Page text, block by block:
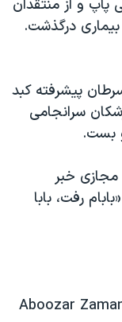
و از منتقدان
درگذشت.
پیشرفته کبد
سرانجامی
بست.
مجازی خبر
رفت، بابا